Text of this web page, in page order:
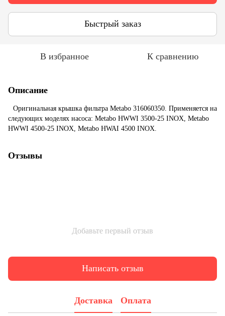
Быстрый заказ
В избранное К сравнению
Описание
Оригинальная крышка фильтра Metabo 316060350. Применяется на
следующих моделях насоса: Metabo HWWI 3500-25 INOX, Metabo
HWWI 4500-25 INOX, Metabo HWAI 4500 INOX.
Отзывы
Добавьте первый отзыв
Написать отзыв
Доставка Оплата